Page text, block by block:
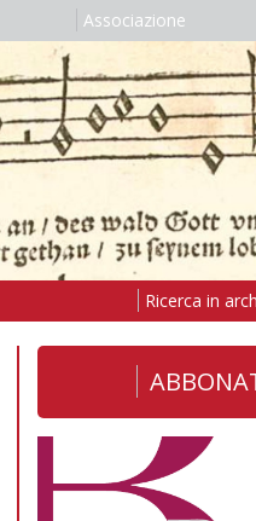
Associazione
Ricerca in